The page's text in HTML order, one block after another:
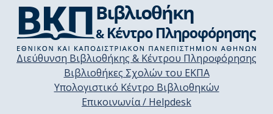
Διεύθυνση Βιβλιοθήκης & Κέντρου Πληροφόρησης
Βιβλιοθήκες Σχολών του ΕΚΠΑ
Υπολογιστικό Κέντρο Βιβλιοθηκών
Επικοινωνία / Helpdesk